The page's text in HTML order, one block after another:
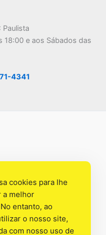
Paulista
18:00 e aos Sábados das
4341
cookies para lhe
a melhor
entanto, ao
o nosso site,
com nosso uso de